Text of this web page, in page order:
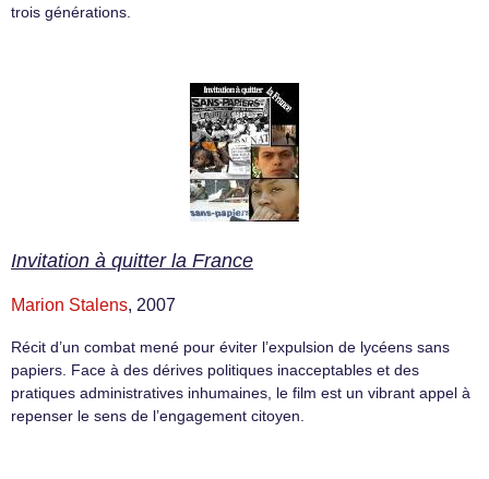
trois générations.
Invitation à quitter la France
Marion Stalens, 2007
Récit d’un combat mené pour éviter l’expulsion de lycéens sans
papiers. Face à des dérives politiques inacceptables et des
pratiques administratives inhumaines, le film est un vibrant appel à
repenser le sens de l’engagement citoyen.